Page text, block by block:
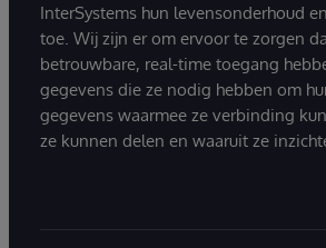
InterSystems hun levensonderhoud
toe. Wij zijn er om ervoor te zorgen
betrouwbare, real-time toegang
gegevens die ze nodig hebben om
gegevens waarmee ze verbinding
ze kunnen delen en waaruit ze